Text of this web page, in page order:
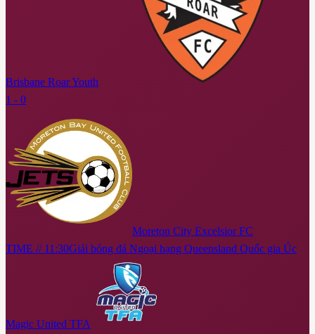
Brisbane Roar Youth
1 - 0
Moreton City Excelsior FC
TIME // 11:30Giải bóng đá Ngoại hạng Queensland Quốc gia Úc
Magic United TFA